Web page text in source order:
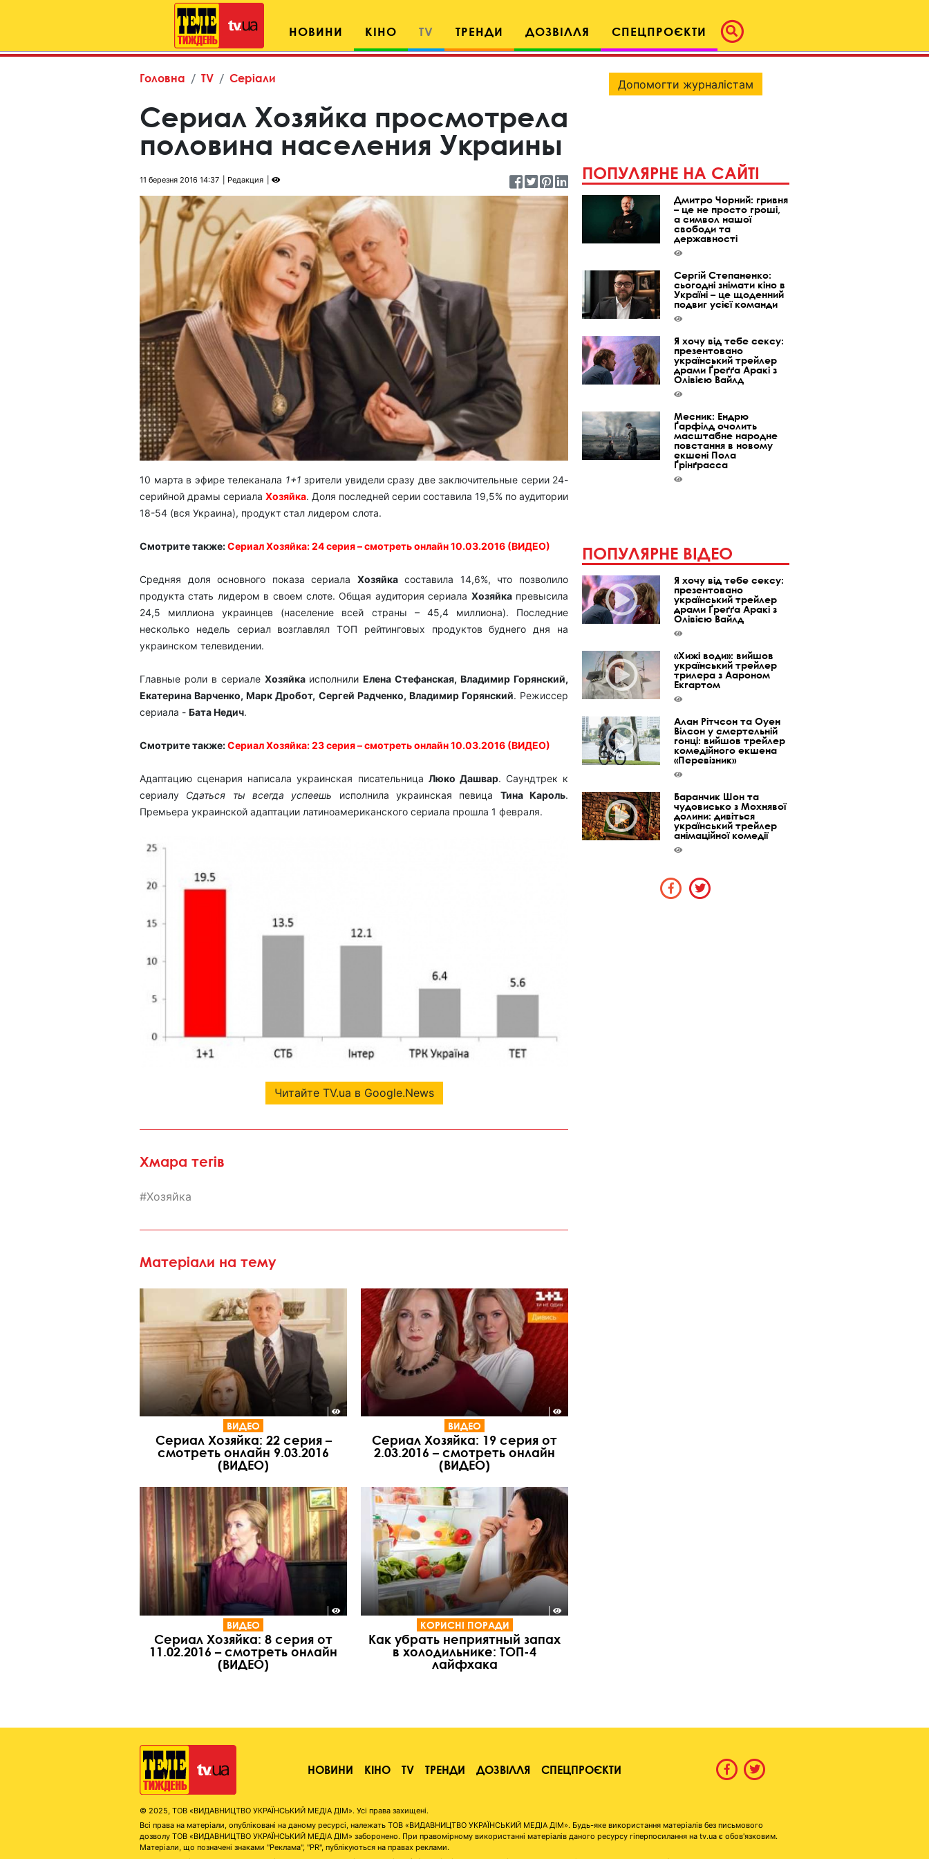
НОВИНИ КІНО TV ТРЕНДИ ДОЗВІЛЛЯ СПЕЦПРОЄКТИ
Головна TV Серіали
Сериал Хозяйка просмотрела
половина населения Украины
11 березня 2016 14:37 Редакция
10 марта в эфире телеканала 1+1 зрители увидели сразу две заключительные серии 24-
серийной драмы сериала Хозяйка. Доля последней серии составила 19,5% по аудитории
18-54 (вся Украина), продукт стал лидером слота.
Смотрите также:Сериал Хозяйка: 24 серия – смотреть онлайн 10.03.2016 (ВИДЕО)
Средняя доля основного показа сериала Хозяйкасоставила 14,6%, что позволило
продукта стать лидером в своем слоте. Общая аудитория сериала Хозяйкапревысила
24,5 миллиона украинцев (население всей страны – 45,4 миллиона). Последние
несколько недель сериал возглавлял ТОП рейтинговых продуктов буднего дня на
украинском телевидении.
Главные роли в сериале ХозяйкаисполнилиЕлена Стефанская, Владимир Горянский,
Екатерина Варченко, Марк Дробот, Сергей Радченко, Владимир Горянский. Режиссер
сериала - Бата Недич.
Смотрите также:Сериал Хозяйка: 23 серия – смотреть онлайн 10.03.2016 (ВИДЕО)
Адаптацию сценария написала украинская писательница Люко Дашвар. Саундтрек к
сериалу Сдаться ты всегда успеешь исполнила украинская певица Тина Кароль.
Премьера украинской адаптации латиноамериканского сериала прошла 1 февраля.
Читайте TV.ua в Google.News
Хмара тегів
Хозяйка
Матеріали на тему
ВИДЕО
Сериал Хозяйка: 22 серия –
смотреть онлайн 9.03.2016
(ВИДЕО)
ВИДЕО
Сериал Хозяйка: 19 серия от
2.03.2016 – смотреть онлайн
(ВИДЕО)
ВИДЕО
Сериал Хозяйка: 8 серия от
11.02.2016 – смотреть онлайн
(ВИДЕО)
КОРИСНІ ПОРАДИ
Как убрать неприятный запах
в холодильнике: ТОП-4
лайфхака
Допомогти журналістам
ПОПУЛЯРНЕ НА САЙТІ
Дмитро Чорний: гривня
– це не просто гроші,
а символ нашої
свободи та
державності
Сергій Степаненко:
сьогодні знімати кіно в
Україні – це щоденний
подвиг усієї команди
Я хочу від тебе сексу:
презентовано
український трейлер
драми Ґреґґа Аракі з
Олівією Вайлд
Месник: Ендрю
Ґарфілд очолить
масштабне народне
повстання в новому
екшені Пола
Ґрінґрасса
ПОПУЛЯРНЕ ВІДЕО
Я хочу від тебе сексу:
презентовано
український трейлер
драми Ґреґґа Аракі з
Олівією Вайлд
«Хижі води»: вийшов
український трейлер
трилера з Аароном
Екгартом
Алан Рітчсон та Оуен
Вілсон у смертельній
гонці: вийшов трейлер
комедійного екшена
«Перевізник»
Баранчик Шон та
чудовисько з Мохнявої
долини: дивіться
український трейлер
анімаційної комедії
НОВИНИ КІНО TV ТРЕНДИ ДОЗВІЛЛЯ СПЕЦПРОЄКТИ
© 2025, ТОВ «ВИДАВНИЦТВО УКРАЇНСЬКИЙ МЕДІА ДІМ». Усі права захищені.
Всі права на матеріали, опубліковані на даному ресурсі, належать ТОВ «ВИДАВНИЦТВО УКРАЇНСЬКИЙ МЕДІА ДІМ». Будь-яке використання матеріалів без письмового
дозволу ТОВ «ВИДАВНИЦТВО УКРАЇНСЬКИЙ МЕДІА ДІМ» заборонено. При правомірному використанні матеріалів даного ресурсу гіперпосилання на tv.ua є обов'язковим.
Матеріали, що позначені знаками "Реклама", "PR", публікуються на правах реклами.